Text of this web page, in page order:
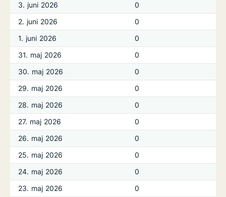
3. juni 2026
0
2. juni 2026
0
1. juni 2026
0
31. maj 2026
0
30. maj 2026
0
29. maj 2026
0
28. maj 2026
0
27. maj 2026
0
26. maj 2026
0
25. maj 2026
0
24. maj 2026
0
23. maj 2026
0